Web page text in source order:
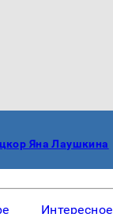
Яна Лаушкина
Интересное